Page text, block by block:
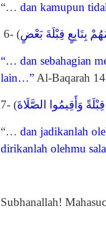
“… dan kamupun
6- (بِتَابِعٍ قِبْلَةَ بَعْضٍ
“… dan sebahagian
lain…” Al-Baqarah
7- (وَأَقِيمُوا الصَّلَاةَ
“… dan jadikanlah
dirikanlah olehmu
Subhanallah!